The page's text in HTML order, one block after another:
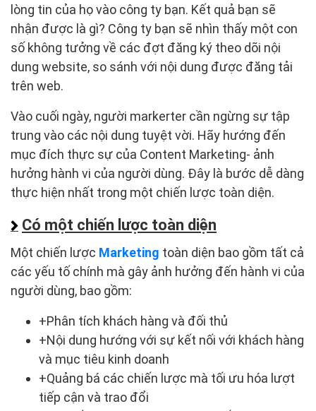
lòng tin của họ vào công ty bạn. Kết quả bạn sẽ
nhận được là gì? Công ty bạn sẽ nhìn thấy một con
số không tưởng về các đợt đăng ký theo dõi nội
dung website, so sánh với nội dung được đăng tải
trên web.
Vào cuối ngày, người markerter cần ngừng sự tập
trung vào các nội dung tuyệt vời. Hãy hướng đến
mục đích thực sự của Content Marketing- ảnh
hưởng hành vi của người dùng. Đây là bước dễ dàng
thực hiện nhất trong một chiến lược toàn diện.
Có một chiến lược toàn diện
Một chiến lược Marketing toàn diện bao gồm tất cả
các yếu tố chính mà gây ảnh hưởng đến hành vi của
người dùng, bao gồm:
+Phân tích khách hàng và đối thủ
+Nội dung hướng với sự kết nối với khách hàng
và mục tiêu kinh doanh
+Quảng bá các chiến lược mà tối ưu hóa lượt
tiếp cận và trao đổi